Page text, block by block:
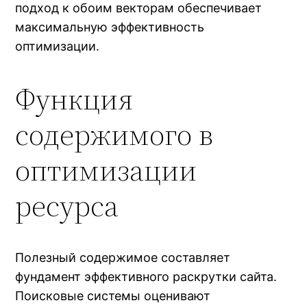
подход к обоим векторам обеспечивает
максимальную эффективность
оптимизации.
Функция
содержимого в
оптимизации
ресурса
Полезный содержимое составляет
фундамент эффективного раскрутки сайта.
Поисковые системы оценивают